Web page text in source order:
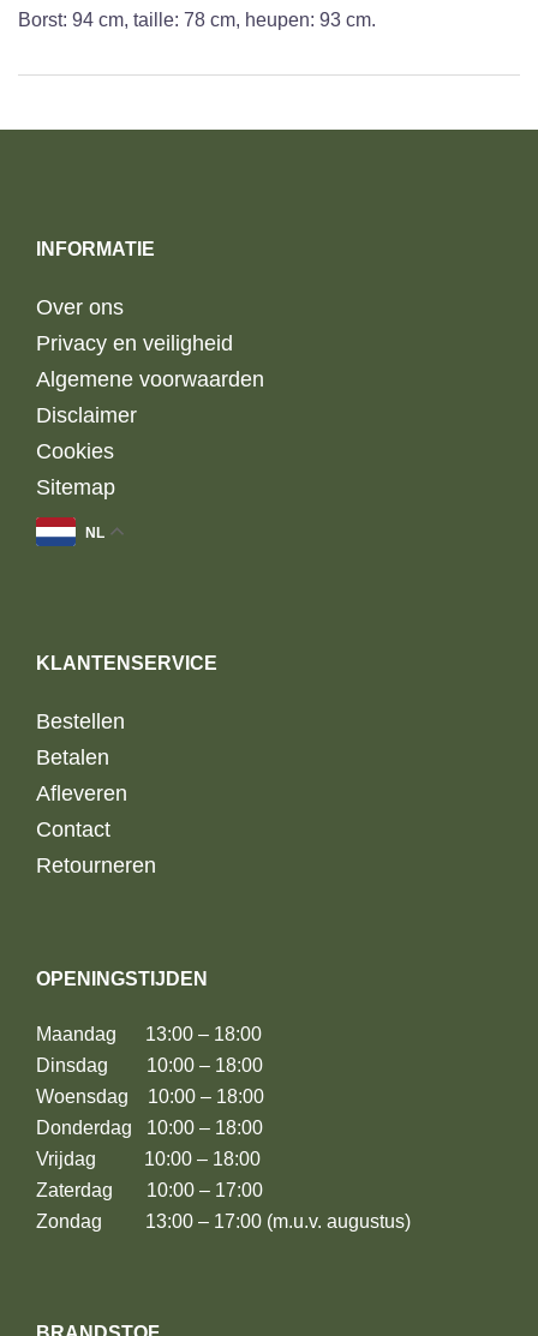
Borst: 94 cm, taille: 78 cm, heupen: 93 cm.
INFORMATIE
Over ons
Privacy en veiligheid
Algemene voorwaarden
Disclaimer
Cookies
Sitemap
NL
KLANTENSERVICE
Bestellen
Betalen
Afleveren
Contact
Retourneren
OPENINGSTIJDEN
Maandag 13:00 – 18:00
Dinsdag 10:00 – 18:00
Woensdag 10:00 – 18:00
Donderdag 10:00 – 18:00
Vrijdag 10:00 – 18:00
Zaterdag 10:00 – 17:00
Zondag 13:00 – 17:00 (m.u.v. augustus)